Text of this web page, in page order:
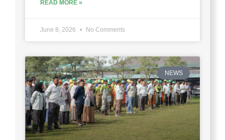
READ MORE »
June 8, 2026 No Comments
NEWS